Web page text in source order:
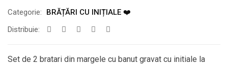
Categorie:
BRĂȚĂRI CU INIȚIALE ❤️
Distribuie:
Set de 2 bratari din margele cu banut gravat cu initiale la